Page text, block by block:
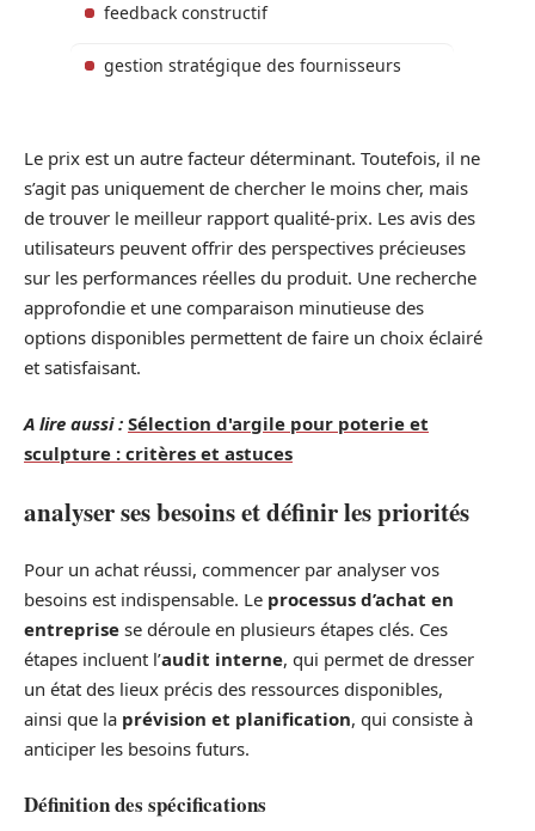
feedback constructif
gestion stratégique des fournisseurs
Le prix est un autre facteur déterminant. Toutefois, il ne
s’agit pas uniquement de chercher le moins cher, mais
de trouver le meilleur rapport qualité-prix. Les avis des
utilisateurs peuvent offrir des perspectives précieuses
sur les performances réelles du produit. Une recherche
approfondie et une comparaison minutieuse des
options disponibles permettent de faire un choix éclairé
et satisfaisant.
A lire aussi : Sélection d'argile pour poterie et
sculpture : critères et astuces
analyser ses besoins et définir les priorités
Pour un achat réussi, commencer par analyser vos
besoins est indispensable. Le processus d’achat en
entreprise se déroule en plusieurs étapes clés. Ces
étapes incluent l’audit interne, qui permet de dresser
un état des lieux précis des ressources disponibles,
ainsi que la prévision et planification, qui consiste à
anticiper les besoins futurs.
Définition des spécifications